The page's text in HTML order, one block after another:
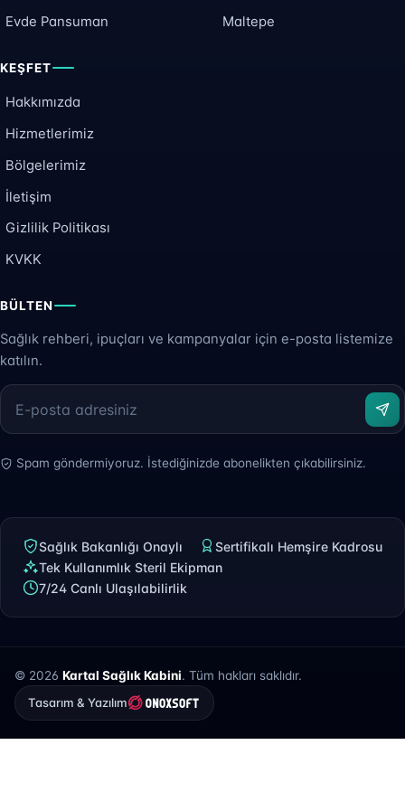
Evde Pansuman Maltepe
KEŞFET
Hakkımızda
Hizmetlerimiz
Bölgelerimiz
İletişim
Gizlilik Politikası
KVKK
BÜLTEN
Sağlık rehberi, ipuçları ve kampanyalar için e-posta listemize
katılın.
Spam göndermiyoruz. İstediğinizde abonelikten çıkabilirsiniz.
Sağlık Bakanlığı Onaylı
Sertifikalı Hemşire Kadrosu
Tek Kullanımlık Steril Ekipman
7/24 Canlı Ulaşılabilirlik
© 2026 Kartal Sağlık Kabini. Tüm hakları saklıdır.
Tasarım & Yazılım